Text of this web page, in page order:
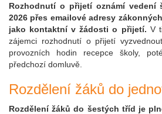
Rozhodnutí o přijetí oznámí vedení
2026 přes emailové adresy
jako kontaktní v žádosti o přijetí. V
zájemci rozhodnutí o přijetí
provozních hodin recepce školy,
předchozí domluvě.
Rozdělení žáků do
Rozdělení žáků do šestých tříd je